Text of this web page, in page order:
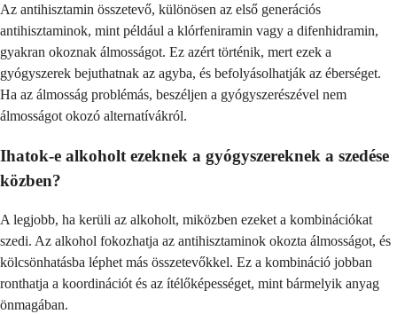
Az antihisztamin összetevő, különösen az első generációs
antihisztaminok, mint például a klórfeniramin vagy a difenhidramin,
gyakran okoznak álmosságot. Ez azért történik, mert ezek a
gyógyszerek bejuthatnak az agyba, és befolyásolhatják az éberséget.
Ha az álmosság problémás, beszéljen a gyógyszerészével nem
álmosságot okozó alternatívákról.
Ihatok-e alkoholt ezeknek a gyógyszereknek a szedése
közben?
A legjobb, ha kerüli az alkoholt, miközben ezeket a kombinációkat
szedi. Az alkohol fokozhatja az antihisztaminok okozta álmosságot, és
kölcsönhatásba léphet más összetevőkkel. Ez a kombináció jobban
ronthatja a koordinációt és az ítélőképességet, mint bármelyik anyag
önmagában.